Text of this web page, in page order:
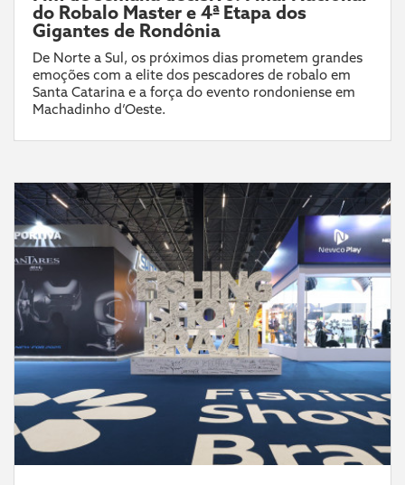
do Robalo Master e 4ª Etapa dos
Gigantes de Rondônia
De Norte a Sul, os próximos dias prometem grandes
emoções com a elite dos pescadores de robalo em
Santa Catarina e a força do evento rondoniense em
Machadinho d’Oeste.